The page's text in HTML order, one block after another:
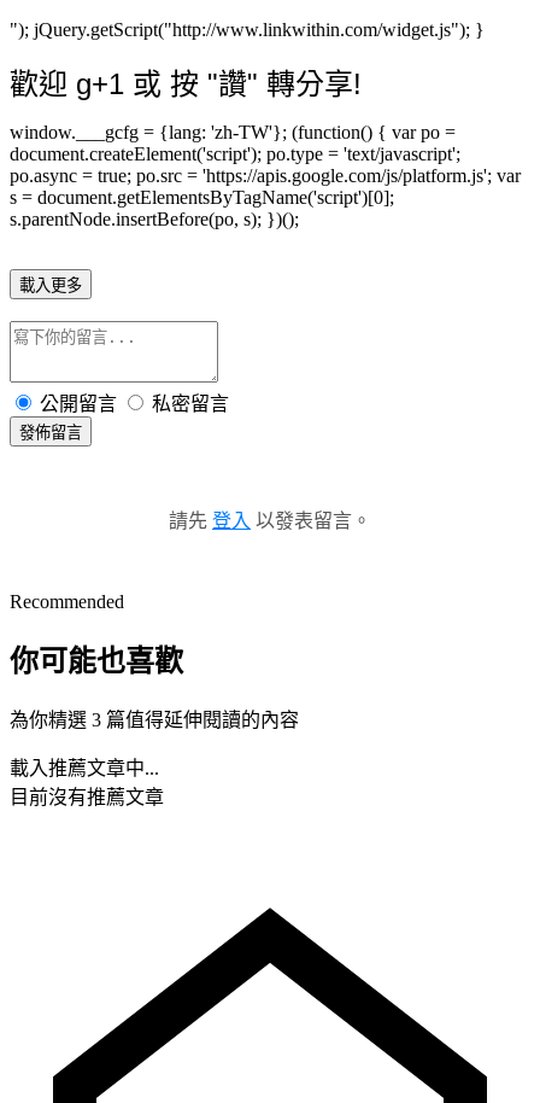
"); jQuery.getScript("http://www.linkwithin.com/widget.js"); }
歡迎 g+1 或 按 "讚" 轉分享!
window.___gcfg = {lang: 'zh-TW'}; (function() { var po =
document.createElement('script'); po.type = 'text/javascript';
po.async = true; po.src = 'https://apis.google.com/js/platform.js'; var
s = document.getElementsByTagName('script')[0];
s.parentNode.insertBefore(po, s); })();
載入更多
公開留言 私密留言
發佈留言
請先 登入 以發表留言。
Recommended
你可能也喜歡
為你精選 3 篇值得延伸閱讀的內容
載入推薦文章中...
目前沒有推薦文章